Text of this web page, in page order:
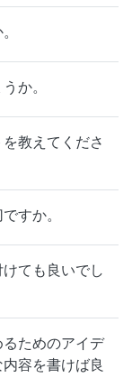
か。
教えてくださ
すか。
ても良いでし
ためのアイデ
容を書けば良